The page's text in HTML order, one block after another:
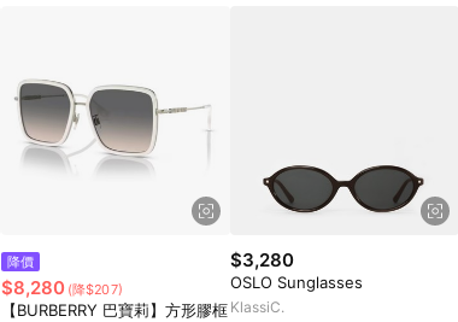
降價
$8,280 (降$207)
【BURBERRY 巴寶莉】方形膠框
$3,280
OSLO Sunglasses
KlassiC.